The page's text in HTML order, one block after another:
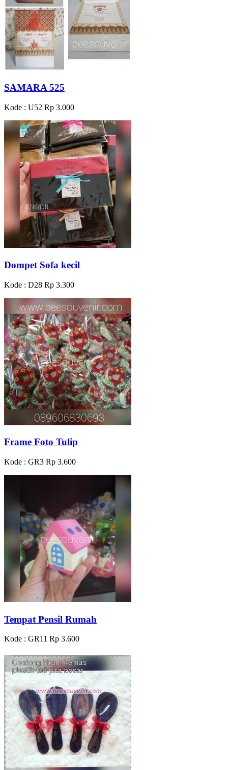
SAMARA 525
Kode : U52 Rp 3.000
Dompet Sofa kecil
Kode : D28 Rp 3.300
Frame Foto Tulip
Kode : GR3 Rp 3.600
Tempat Pensil Rumah
Kode : GR11 Rp 3.600